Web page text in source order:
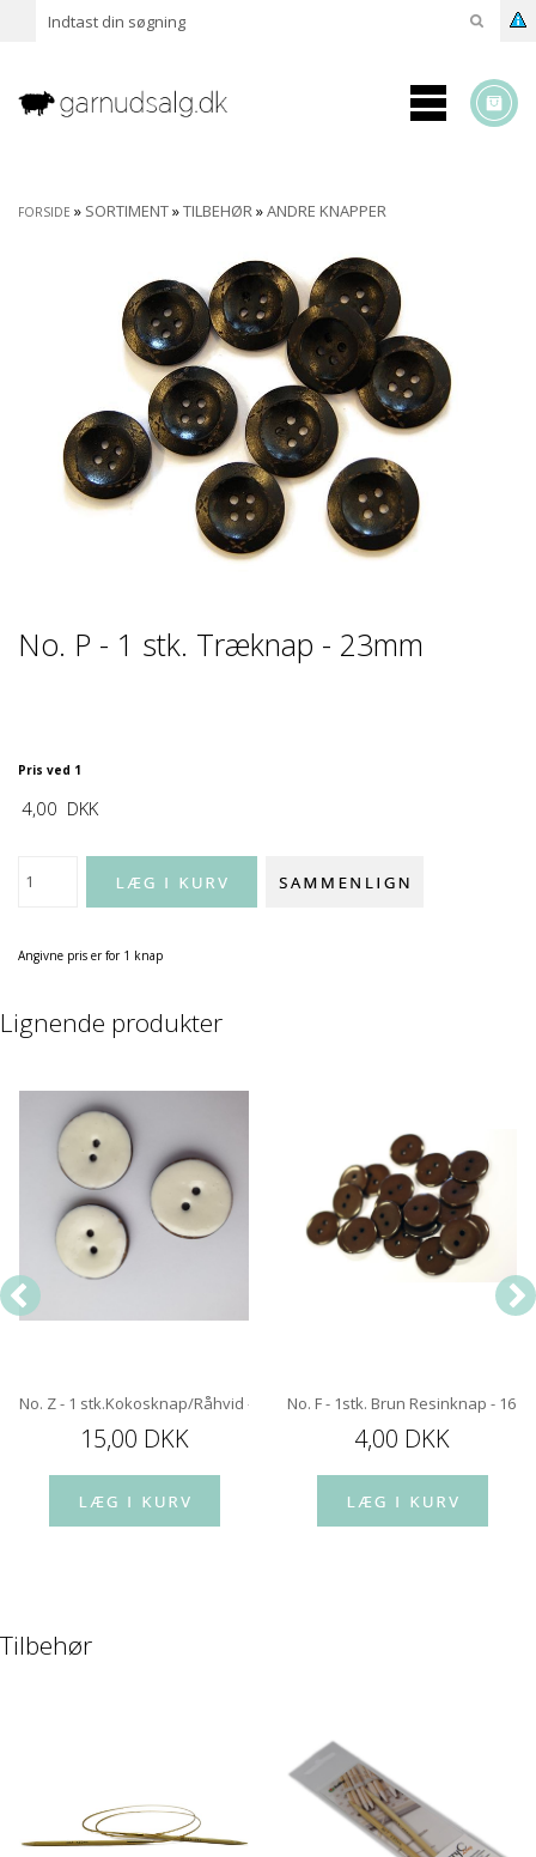
FORSIDE » SORTIMENT»TILBEHØR»ANDRE KNAPPER
No. P - 1 stk. Træknap - 23mm
Pris ved 1
4,00 DKK
Angivne pris er for 1 knap
Lignende produkter
No. Z - 1 stk.Kokosknap/Råhvid - 20 mm
15,00 DKK
No. F - 1stk. Brun Resinknap - 16
4,00 DKK
Tilbehør